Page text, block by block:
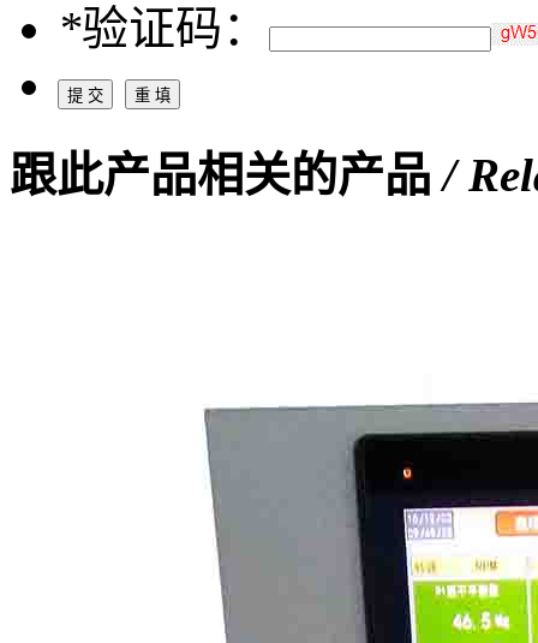
*验证码：
跟此产品相关的产品/